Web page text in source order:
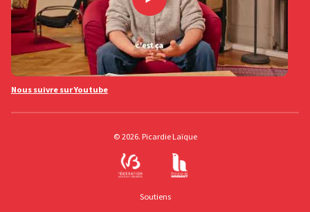
Nous suivre sur Youtube
© 2026. Picardie Laïque
Soutiens